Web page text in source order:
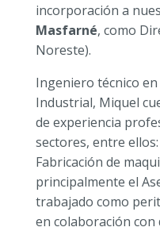
incorporación a
Masfarné, como
Noreste).
Ingeniero técnico en
Industrial, Miquel
de experiencia
sectores, entre
Fabricación de
principalmente el
trabajado como
en colaboración